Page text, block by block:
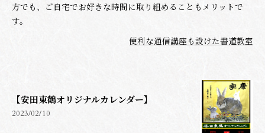
方でも、ご自宅でお好きな時間に取り組めることもメリットで
す。
便利な通信講座も設けた書道教室
【安田東鶴オリジナルカレンダー】
2023/02/10